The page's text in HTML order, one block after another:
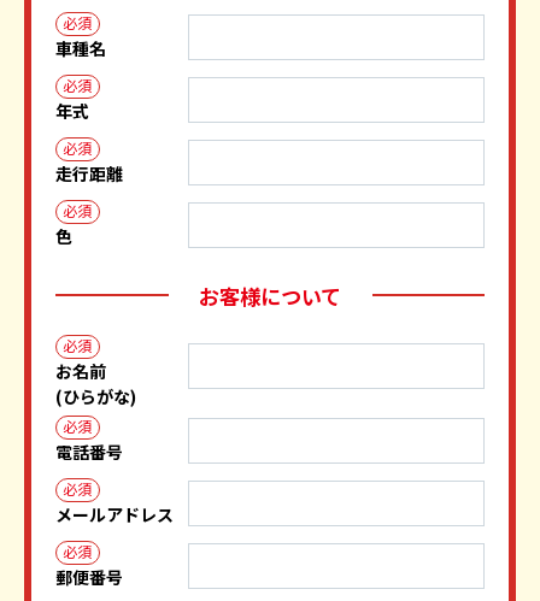
必須
車種名
必須
年式
必須
走行距離
必須
色
お客様について
必須
お名前
(ひらがな)
必須
電話番号
必須
メールアドレス
必須
郵便番号